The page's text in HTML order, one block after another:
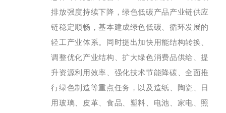
排放强度持续下降，绿色低碳产品产业链供应
链稳定顺畅，基本建成绿色低碳、循环发展的
轻工产业体系。同时提出加快用能结构转换、
调整优化产业结构、扩大绿色消费品供给、提
升资源利用效率、强化技术节能降碳、全面推
行绿色制造等重点任务，以及造纸、陶瓷、日
用玻璃、皮革、食品、塑料、电池、家电、照